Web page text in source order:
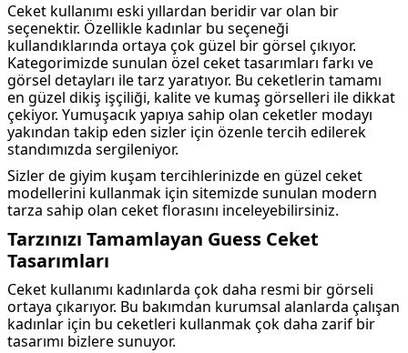
Ceket kullanımı eski yıllardan beridir var olan bir
seçenektir. Özellikle kadınlar bu seçeneği
kullandıklarında ortaya çok güzel bir görsel çıkıyor.
Kategorimizde sunulan özel ceket tasarımları farkı ve
görsel detayları ile tarz yaratıyor. Bu ceketlerin tamamı
en güzel dikiş işçiliği, kalite ve kumaş görselleri ile dikkat
çekiyor. Yumuşacık yapıya sahip olan ceketler modayı
yakından takip eden sizler için özenle tercih edilerek
standımızda sergileniyor.
Sizler de giyim kuşam tercihlerinizde en güzel ceket
modellerini kullanmak için sitemizde sunulan modern
tarza sahip olan ceket florasını inceleyebilirsiniz.
Tarzınızı Tamamlayan Guess Ceket
Tasarımları
Ceket kullanımı kadınlarda çok daha resmi bir görseli
ortaya çıkarıyor. Bu bakımdan kurumsal alanlarda çalışan
kadınlar için bu ceketleri kullanmak çok daha zarif bir
tasarımı bizlere sunuyor.